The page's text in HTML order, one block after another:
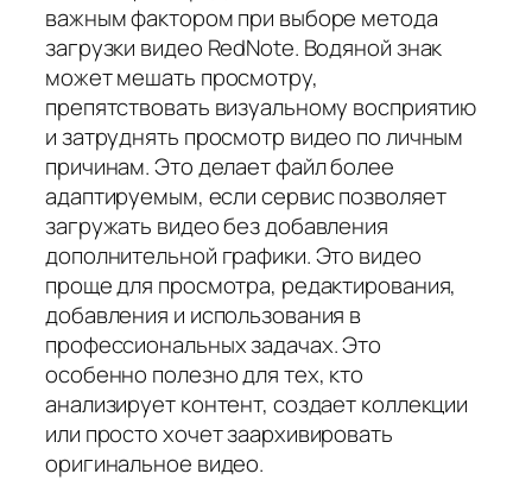
важным фактором при выборе метода
загрузки видео RedNote. Водяной знак
может мешать просмотру,
препятствовать визуальному восприятию
и затруднять просмотр видео по личным
причинам. Это делает файл более
адаптируемым, если сервис позволяет
загружать видео без добавления
дополнительной графики. Это видео
проще для просмотра, редактирования,
добавления и использования в
профессиональных задачах. Это
особенно полезно для тех, кто
анализирует контент, создает коллекции
или просто хочет заархивировать
оригинальное видео.